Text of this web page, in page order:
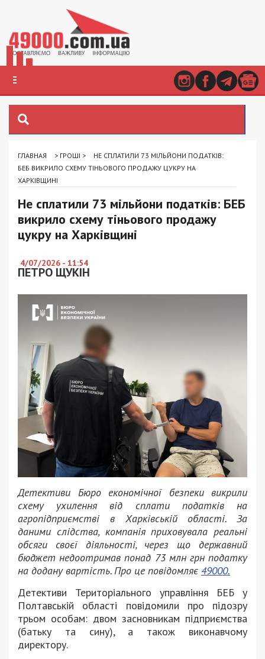
ГЛАВНАЯ > ГРОШІ >
НЕ СПЛАТИЛИ 73 МІЛЬЙОНИ ПОДАТКІВ:
БЕБ ВИКРИЛО СХЕМУ ТІНЬОВОГО ПРОДАЖУ ЦУКРУ НА
ХАРКІВЩИНІ
Не сплатили 73 мільйони податків: БЕБ
викрило схему тіньового продажу
цукру на Харківщині
4/07/2026 - 11:54
ПЕТРО ЩУКІН
Детективи Бюро економічної безпеки викрили
схему ухилення від сплати податків на
агропідприємстві в Харківській області. За
даними слідства, компанія приховувала реальні
обсяги своєї діяльності, через що державний
бюджет недоотримав понад 73 млн грн податку
на додану вартість. Про це повідомляє 49000.
Детективи Територіального управління БЕБ у
Полтавській області повідомили про підозру
трьом особам: двом засновникам підприємства
(батьку та сину), а також виконавчому
директору.